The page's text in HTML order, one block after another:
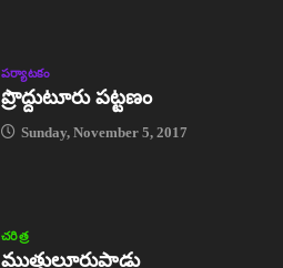
పర్యాటకం
ప్రొద్దుటూరు పట్టణం
Sunday, November 5, 2017
చరిత్ర
ముత్తులూరుపాడు